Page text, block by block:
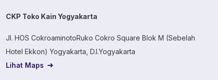
CKP Toko Kain Yogyakarta
Jl. HOS CokroaminotoRuko Cokro Square Blok M (Sebelah
Hotel Ekkon) Yogyakarta, D.I.Yogyakarta
Lihat Maps